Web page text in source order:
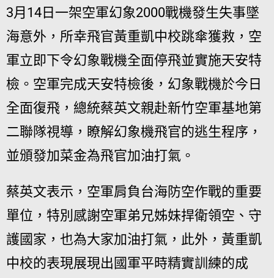
3月14日一架空軍幻象2000戰機發生失事墜
海意外，所幸飛官黃重凱中校跳傘獲救，空
軍立即下令幻象戰機全面停飛並實施天安特
檢。空軍完成天安特檢後，幻象戰機於今日
全面復飛，總統蔡英文親赴新竹空軍基地第
二聯隊視導，瞭解幻象機飛官的逃生程序，
並頒發加菜金為飛官加油打氣。
蔡英文表示，空軍肩負台海防空作戰的重要
單位，特別感謝空軍弟兄姊妹捍衛領空、守
護國家，也為大家加油打氣，此外，黃重凱
中校的表現展現出國軍平時精實訓練的成